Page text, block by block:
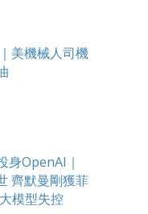
美機械人司機
身OpenAI｜
齊默曼剛獲菲
模型失控